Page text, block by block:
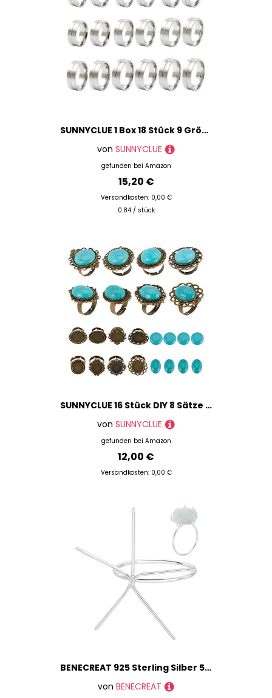
SUNNYCLUE 1 Box 18 Stück 9 Größen Gravur Ringrohlinge Gerillter Ring Edelstahl Runder Rohling Leerer Kern 8mm Breit Fingerband Für Inlay Schmuck Hochzeit Herstellung von Geschenken DIY Handwerk Innend
von SUNNYCLUE
gefunden bei Amazon
15,20 €
Versandkosten: 0,00 €
0.84 / stück
SUNNYCLUE 16 Stück DIY 8 Sätze Antik Bronze Ringrohlinge Einstellbare Ringrohlinge Cabochon Fassungen Für Die Schmuckherstellung Synthetische Türkis Cabochons Ringkomponenten Vintage Stil Handwerk Erw
von SUNNYCLUE
gefunden bei Amazon
12,00 €
Versandkosten: 0,00 €
BENECREAT 925 Sterling Silber 5 Zinken Ringfassungen, 17mm Silber Zinken Rohling Fingerring Verstellbarer Krallen Ringrohling für Schmuckherstellungsset Frauen DIY Handwerk
von BENECREAT